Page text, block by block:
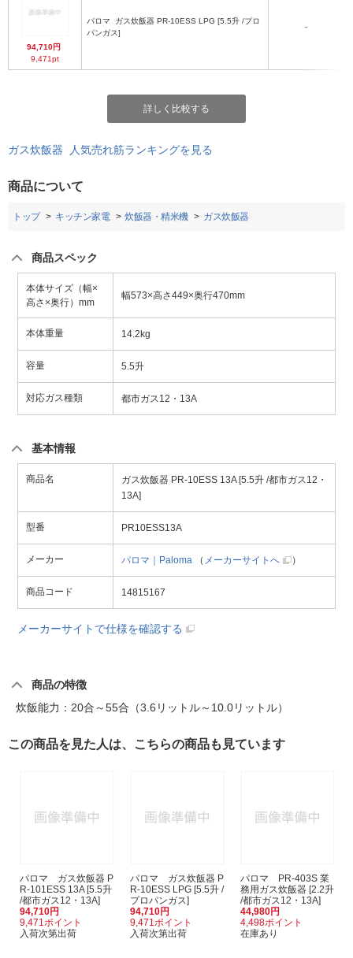
94,710円
9,471pt
パロマ
パンガス]
-
詳しく比較する
ガス炊飯器 人気売れ筋ランキングを見る
商品について
トップ キッチン家電 炊飯器・精米機 ガス炊飯器
商品スペック
本体サイズ（幅×
高さ×奥行）mm
幅573×高さ449×奥行470mm
本体重量 14.2kg
容量 5.5升
対応ガス種類 都市ガス12・13A
基本情報
商品名
ガス炊飯器 PR-10ESS 13A [5.5升 /都市ガス12・
13A]
型番 PR10ESS13A
メーカー パロマ｜Paloma （ メーカーサイトへ ）
商品コード 14815167
メーカーサイトで仕様を確認する
商品の特徴
炊飯能力：20合～55合（3.6リットル～10.0リットル）
この商品を見た人は、こちらの商品も見ています
パロマ ガス炊飯器 P
R-101ESS 13A [5.5升
/都市ガス12・13A]
94,710円
9,471ポイント
入荷次第出荷
パロマ ガス炊飯器 P
R-10ESS LPG [5.5升 /
プロパンガス]
94,710円
9,471ポイント
入荷次第出荷
パロマ PR-403S 業
務用ガス炊飯器 [2.2升
/都市ガス12・13A]
44,980円
4,498ポイント
在庫あり